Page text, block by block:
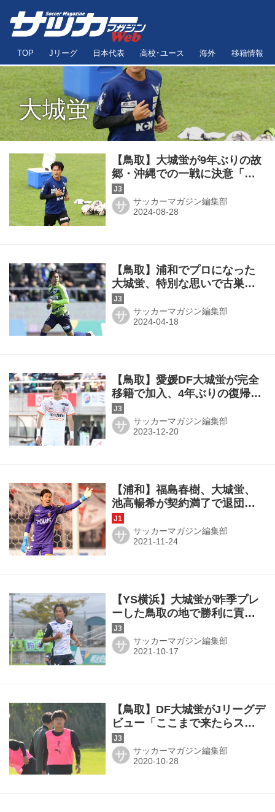
TOP Jリーグ 日本代表 高校･ユース 海外 移籍情報
大城蛍
【鳥取】大城蛍が9年ぶりの故
郷・沖縄での一戦に決意「み
んなにチケットを用意して、
見に来てもらうのが夢だっ
た」
サ サッカーマガジン編集部
【鳥取】浦和でプロになった
大城蛍、特別な思いで古巣対
戦へ「どれだけやれるのか、
楽しみでもあり、ワクワクし
ている」
サ サッカーマガジン編集部
【鳥取】愛媛DF大城蛍が完全
移籍で加入、4年ぶりの復帰
「もう一度鳥取でプレーでき
ることを想像するとワクワク
しています」
サ サッカーマガジン編集部
【浦和】福島春樹、大城蛍、
池高暢希が契約満了で退団。
浜野征哉GKコーチ、工藤輝央
コーチも
サ サッカーマガジン編集部
【YS横浜】大城蛍が昨季プレ
ーした鳥取の地で勝利に貢献
「結果で恩返ししたい思いが
あった」
サ サッカーマガジン編集部
【鳥取】DF大城蛍がJリーグデ
ビュー「ここまで来たらスタ
メンで」
サ サッカーマガジン編集部